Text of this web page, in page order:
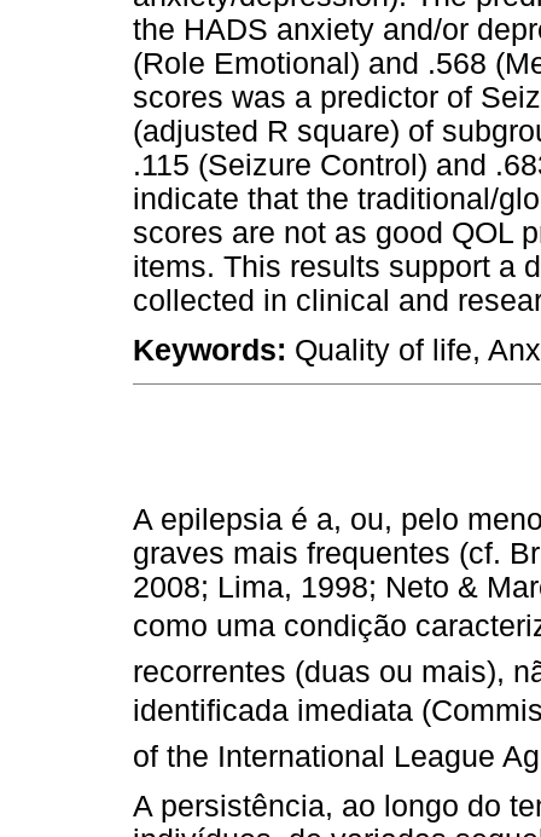
the HADS anxiety and/or
(Role Emotional) and .568
scores was a predictor of
(adjusted R square) of
.115 (Seizure Control) and
indicate that the traditional/
scores are not as good QOL
items. This results support a
collected in clinical and
Keywords: Quality of life,
A epilepsia é a, ou, pelo
graves mais frequentes (cf.
2008; Lima, 1998; Neto &
como uma condição
recorrentes (duas ou mais),
identificada imediata
of the International League
A persistência, ao longo do